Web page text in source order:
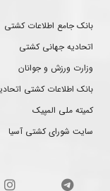
بانک جامع اطلاعات کشتی
اتحادیه جهانی کشتی
وزارت ورزش و جوانان
بانک اطلاعات کشتی
کمیته ملی المپیک
سایت شورای کشتی آسیا